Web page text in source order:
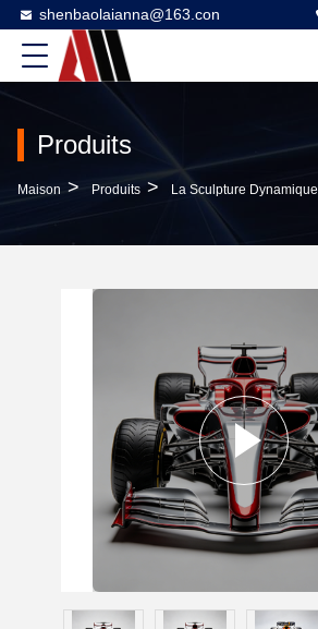
shenbaolaianna@163.con
Produits
Maison > Produits > La Sculpture Dynamique